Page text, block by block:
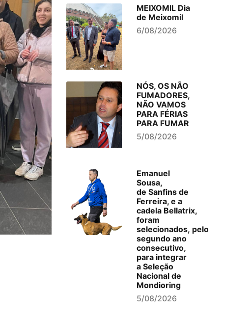
MEIXOMIL Dia
de Meixomil
6/08/2026
NÓS, OS NÃO
FUMADORES,
NÃO VAMOS
PARA FÉRIAS
PARA FUMAR
5/08/2026
Emanuel
Sousa,
de Sanfins de
Ferreira, e a
cadela Bellatrix,
foram
selecionados, pelo
segundo ano
consecutivo,
para integrar
a Seleção
Nacional de
Mondioring
5/08/2026